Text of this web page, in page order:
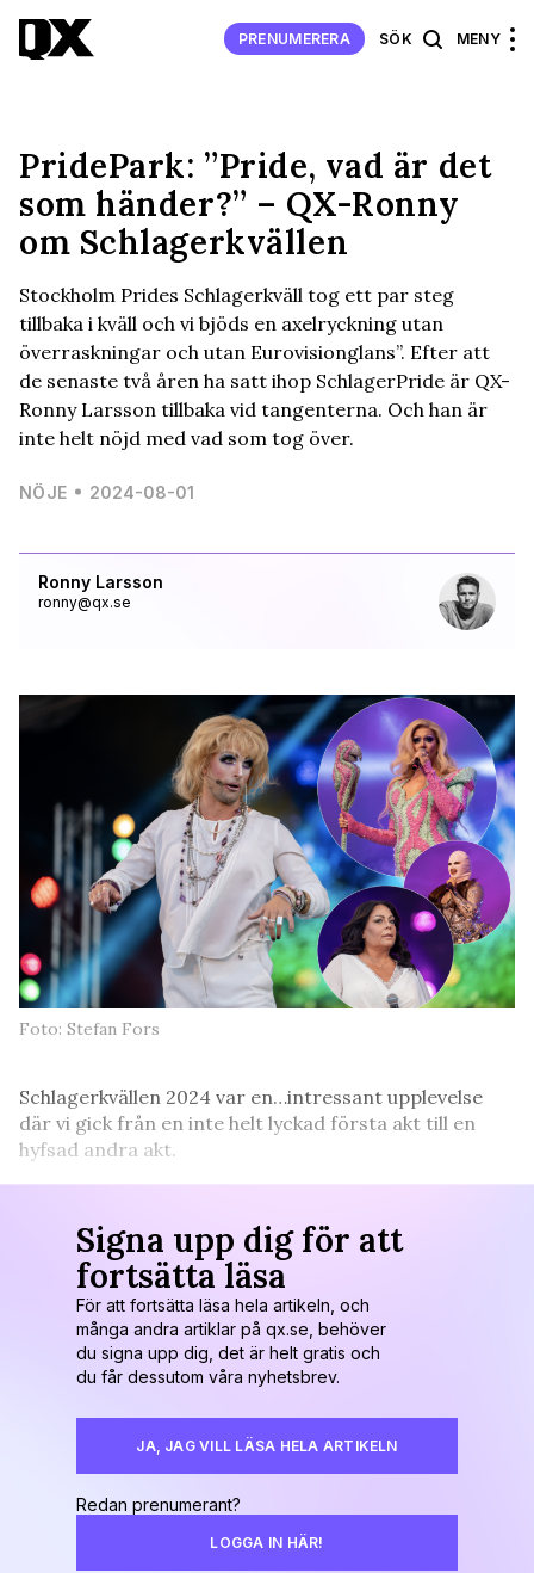
PRENUMERERA SÖK MENY
Ronny Larsson
ronny@qx.se
PridePark: ”Pride, vad är det
som händer?” – QX-Ronny
om Schlagerkvällen
Stockholm Prides Schlagerkväll tog ett par steg
tillbaka i kväll och vi bjöds en axelryckning utan
överraskningar och utan Eurovisionglans”. Efter att
de senaste två åren ha satt ihop SchlagerPride är QX-
Ronny Larsson tillbaka vid tangenterna. Och han är
inte helt nöjd med vad som tog över.
NÖJE 2024-08-01
Foto: Stefan Fors
Schlagerkvällen 2024 var en…intressant upplevelse
där vi gick från en inte helt lyckad första akt till en
hyfsad andra akt.
Signa upp dig för att
fortsätta läsa
För att fortsätta läsa hela artikeln, och
många andra artiklar på qx.se, behöver
du signa upp dig, det är helt gratis och
du får dessutom våra nyhetsbrev.
JA, JAG VILL LÄSA HELA ARTIKELN
Redan prenumerant?
LOGGA IN HÄR!